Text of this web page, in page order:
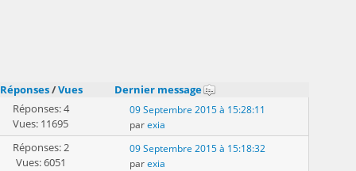
Réponses/Vues
Dernier message
Réponses: 4
Vues: 11695
09 Septembre 2015 à 15:28:11
parexia
Réponses: 2
Vues: 6051
09 Septembre 2015 à 15:18:32
parexia